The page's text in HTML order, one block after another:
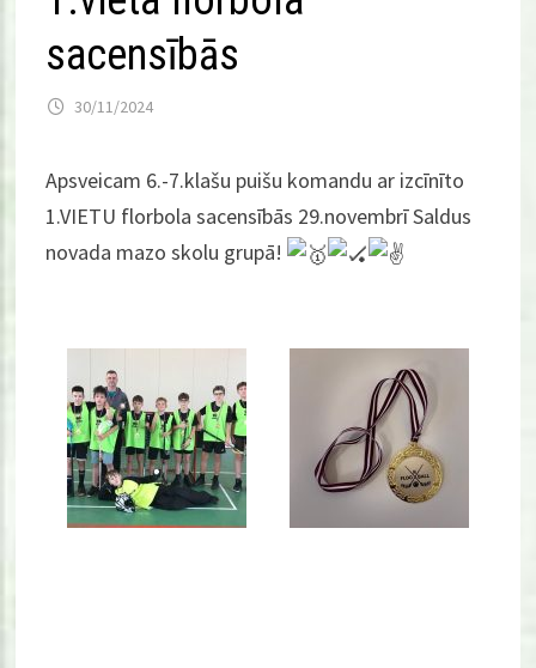
sacensībās
30/11/2024
Apsveicam 6.-7.klašu puišu komandu ar izcīnīto
1.VIETU florbola sacensībās 29.novembrī Saldus
novada mazo skolu grupā!